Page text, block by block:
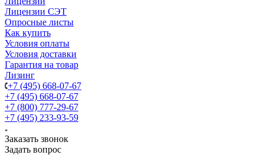
Лицензии СЭТ
Опросные листы
Как купить
Условия оплаты
Условия доставки
Гарантия на товар
Лизинг
+7 (495) 668-07-67
+7 (495) 668-07-67
+7 (800) 777-29-67
+7 (495) 233-93-59
Заказать звонок
Задать вопрос